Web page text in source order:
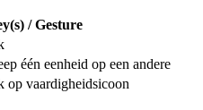
/ Gesture
één eenheid op een andere
op vaardigheidsicoon